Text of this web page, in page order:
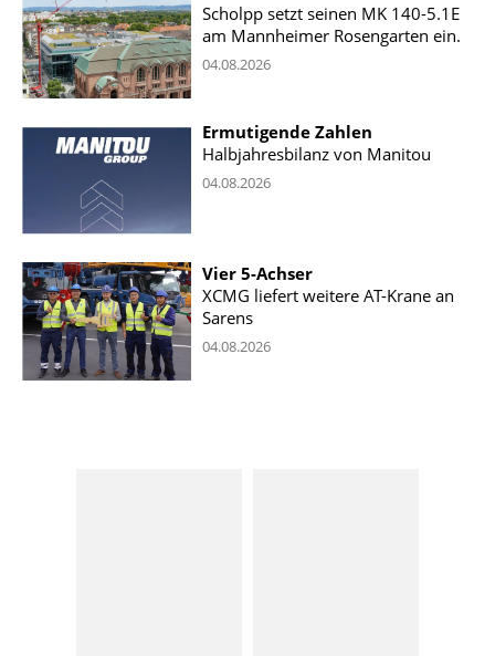
Scholpp setzt seinen MK 140-5.1E
am Mannheimer Rosengarten ein.
04.08.2026
Ermutigende Zahlen
Halbjahresbilanz von Manitou
04.08.2026
Vier 5-Achser
XCMG liefert weitere AT-Krane an
Sarens
04.08.2026